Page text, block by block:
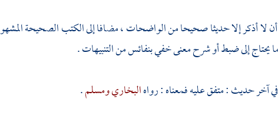
أن لا أذكر إلا حديثا صحيحا من الواضحات ، مضافا إلى الكتب الصحيحة
يحتاج إلى ضبط أو شرح معنى خفي بنفائس من التنبيهات .
آخر حديث : متفق عليه فمعناه : رواهالبخاريومسلم.